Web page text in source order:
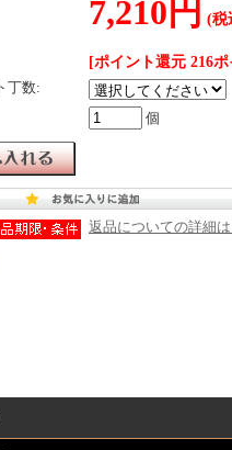
7,210円 (税
[ポイント還元 216
丁数:
個
返品についての詳細